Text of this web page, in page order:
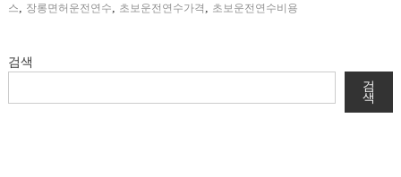
스, 장롱면허운전연수, 초보운전연수가격 , 초보운전연수비용
검색
검
색